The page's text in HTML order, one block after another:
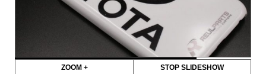
ZOOM + STOP SLIDESHOW